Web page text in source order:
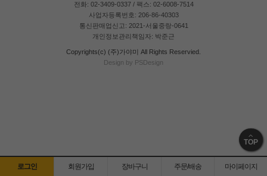
전화: 02-3409-0337 / 팩스: 02-6008-7514
사업자등록번호: 206-86-40303
통신판매업신고: 2021-서울중랑-0641
개인정보관리책임자: 박준근
Copyrights(c) (주)가야미 All Rights Reservied.
Design by PSDesign
TOP
로그인 회원가입 장바구니 주문/배송 마이페이지